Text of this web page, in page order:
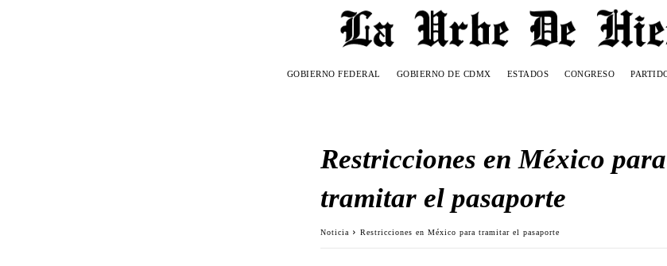
GOBIERNO FEDERAL GOBIERNO DE CDMX ESTADOS CONGRESO
Restricciones en México para
tramitar el pasaporte
Noticia Restricciones en México para tramitar el pasaporte